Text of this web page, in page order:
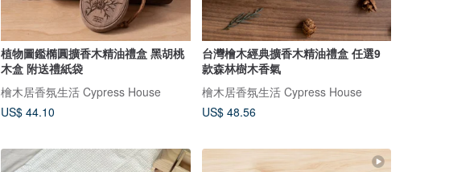
植物圖鑑橢圓擴香木精油禮盒 黑胡桃
木盒 附送禮紙袋
檜木居香氛生活 Cypress House
US$ 44.10
台灣檜木經典擴香木精油禮盒 任選9
款森林樹木香氣
檜木居香氛生活 Cypress House
US$ 48.56